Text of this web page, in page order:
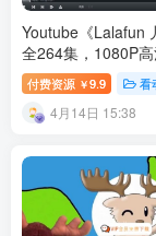
Youtube《Lalafun
全264集，1080P
套音频MP3 百度网
付费资源 ￥9.9 看
4月14日 15:38